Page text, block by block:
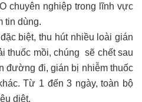
chuyên nghiệp trong lĩnh vực
tin dùng.
biệt, thu hút nhiều loài gián
thuốc mồi, chúng sẽ chết sau
đường đi, gián bị nhiễm thuốc
Từ 1 đến 3 ngày, toàn bộ
diệt.